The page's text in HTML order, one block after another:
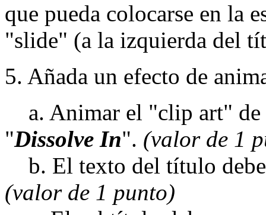
que pueda colocarse en la
"slide" (a la izquierda del
5. Añada un efecto de
a. Animar el "clip art" de
"Dissolve In". (valor de 1
b. El texto del título
(valor de 1 punto)